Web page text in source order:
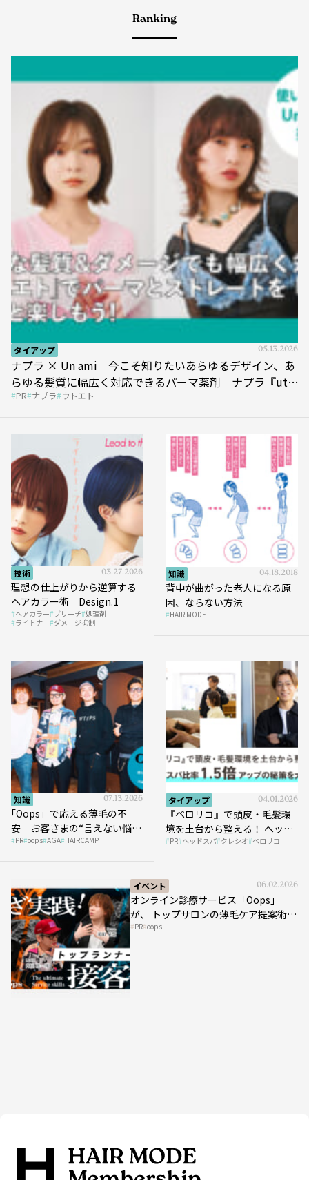
Ranking
タイアップ 05.13.2026
ナプラ × Un ami 今こそ知りたいあらゆるデザイン、あ
らゆる髪質に幅広く対応できるパーマ薬剤 ナプラ『ut-
et』
PR ナプラ ウトエト
技術 03.27.2026
理想の仕上がりから逆算する
ヘアカラー術｜Design.1
ヘアカラー ブリーチ 処理剤
ライトナー ダメージ抑制
知識 04.18.2018
背中が曲がった老人になる原
因、ならない方法
HAIR MODE
知識 07.13.2026
｢Oops」で応える薄毛の不
安 お客さまの“言えない悩
み”にどう向き合う？ ＃01
PR oops AGA HAIRCAMP
タイアップ 04.01.2026
『ペロリコ』で頭皮・毛髪環
境を土台から整える！ ヘッド
スパ比率1.5倍アップの秘策を
PR ヘッドスパ クレシオ ペロリコ
イベント 06.02.2026
オンライン診療サービス「Oops」
が、 トップサロンの薄毛ケア提案術を
HAIRCAMPで公開！
PR oops